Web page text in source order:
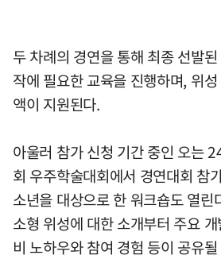
두 차례의 경연을 통해 최종 선발
작에 필요한 교육을 진행하며, 위
액이 지원된다.
아울러 참가 신청 기간 중인 오는
회 우주학술대회에서 경연대회 참
소년을 대상으로 한 워크숍도 열린
소형 위성에 대한 소개부터 주요
비 노하우와 참여 경험 등이 공유